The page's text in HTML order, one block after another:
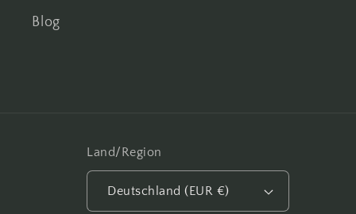
Blog
Land/Region
Deutschland (EUR €)